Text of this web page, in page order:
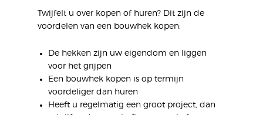
Twijfelt u over kopen of huren? Dit zijn de
voordelen van een bouwhek kopen:
De hekken zijn uw eigendom en liggen
voor het grijpen
Een bouwhek kopen is op termijn
voordeliger dan huren
Heeft u regelmatig een groot project, dan